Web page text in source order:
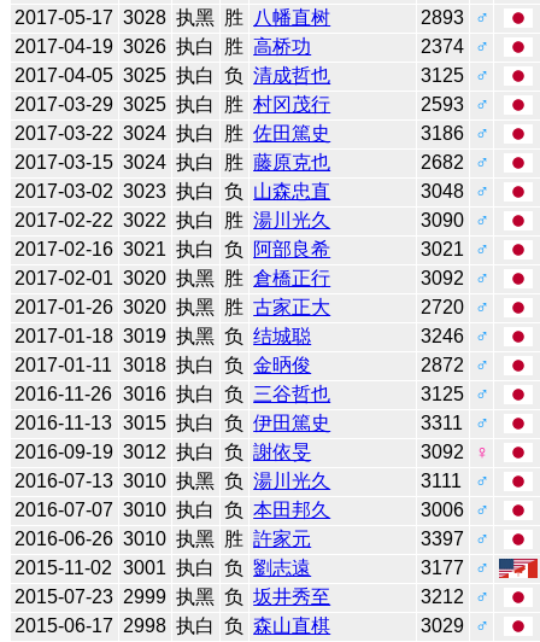
2017-05-17 3028 执黑 胜 八幡直树 2893
♂
2017-04-19 3026 执白 胜 高桥功 2374
♂
2017-04-05 3025 执白 负 清成哲也 3125
♂
2017-03-29 3025 执白 胜 村冈茂行 2593
♂
2017-03-22 3024 执白 胜 佐田篤史 3186
♂
2017-03-15 3024 执白 胜 藤原克也 2682
♂
2017-03-02 3023 执白 负 山森忠直 3048
♂
2017-02-22 3022 执白 胜 湯川光久 3090
♂
2017-02-16 3021 执白 负 阿部良希 3021
♂
2017-02-01 3020 执黑 胜 倉橋正行 3092
♂
2017-01-26 3020 执黑 胜 古家正大 2720
♂
2017-01-18 3019 执黑 负 结城聪 3246
♂
2017-01-11 3018 执白 负 金昞俊 2872
♂
2016-11-26 3016 执白 负 三谷哲也 3125
♂
2016-11-13 3015 执白 负 伊田篤史 3311
♂
2016-09-19 3012 执白 负 謝依旻 3092
♀
2016-07-13 3010 执黑 负 湯川光久 3111
♂
2016-07-07 3010 执白 负 本田邦久 3006
♂
2016-06-26 3010 执黑 胜 許家元 3397
♂
2015-11-02 3001 执白 负 劉志遠 3177
♂
2015-07-23 2999 执黑 负 坂井秀至 3212
♂
2015-06-17 2998 执白 负 森山直棋 3029
♂